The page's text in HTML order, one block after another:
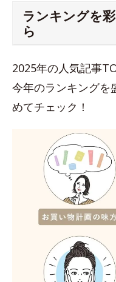
ランキングを
ら
2025年の人気記事
今年のランキングを
めてチェック！